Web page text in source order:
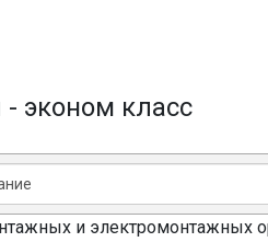
эконом класс
и электромонтажных